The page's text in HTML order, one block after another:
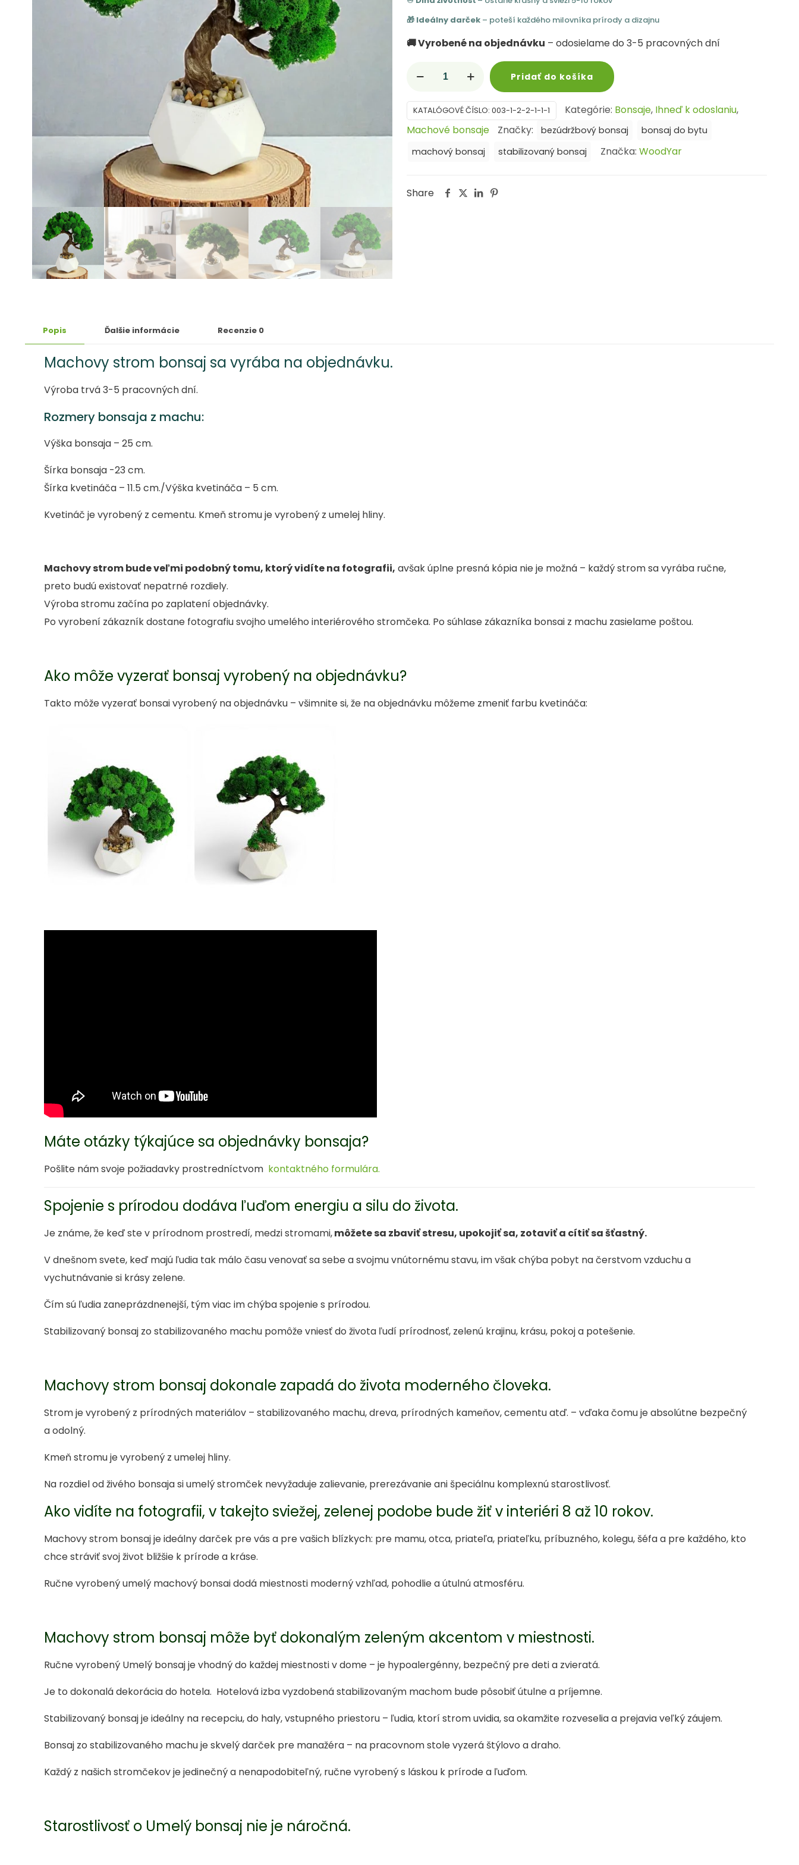
🎁 Ideálny darček – poteší každého milovníka prírody a dizajnu
🚚 Vyrobené na objednávku – odosielame do 3-5 pracovných dní
množstvo
strom
bonsaj
cm,
dekorácia
Pridať do košíka
KATALÓGOVÉ ČÍSLO: 003-1-2-2-1-1-1 Kategórie: Bonsaje, Ihneď k odoslaniu,
Machové bonsaje
Značky: bezúdržbový bonsaj
bonsaj do bytu
machový bonsaj
stabilizovaný bonsaj Značka: WoodYar
Share
Popis Ďalšie informácie Recenzie 0
Machovy strom bonsaj sa vyrába na objednávku.
Výroba trvá 3-5 pracovných dní.
Rozmery bonsaja z machu:
Výška bonsaja – 25 cm.
Šírka bonsaja -23 cm.
Šírka kvetináča – 11.5 cm./Výška kvetináča – 5 cm.
Kvetináč je vyrobený z cementu. Kmeň stromu je vyrobený z umelej hliny.
Machovy strom bude veľmi podobný tomu, ktorý vidíte na fotografii, avšak úplne presná kópia nie je možná – každý strom sa vyrába ručne,
preto budú existovať nepatrné rozdiely.
Výroba stromu začína po zaplatení objednávky.
Po vyrobení zákazník dostane fotografiu svojho umelého interiérového stromčeka. Po súhlase zákazníka bonsai z machu zasielame poštou.
Ako môže vyzerať bonsaj vyrobený na objednávku?
Takto môže vyzerať bonsai vyrobený na objednávku – všimnite si, že na objednávku môžeme zmeniť farbu kvetináča:
Máte otázky týkajúce sa objednávky bonsaja?
Pošlite nám svoje požiadavky prostredníctvom kontaktného formulára.
Spojenie s prírodou dodáva ľuďom energiu a silu do života.
Je známe, že keď ste v prírodnom prostredí, medzi stromami,môžete sa zbaviť stresu, upokojiť sa, zotaviť a cítiť sa šťastný.
V dnešnom svete, keď majú ľudia tak málo času venovať sa sebe a svojmu vnútornému stavu, im však chýba pobyt na čerstvom vzduchu a
vychutnávanie si krásy zelene.
Čím sú ľudia zaneprázdnenejší, tým viac im chýba spojenie s prírodou.
Stabilizovaný bonsaj zo stabilizovaného machu pomôže vniesť do života ľudí prírodnosť, zelenú krajinu, krásu, pokoj a potešenie.
Machovy strom bonsaj dokonale zapadá do života moderného človeka.
Strom je vyrobený z prírodných materiálov – stabilizovaného machu, dreva, prírodných kameňov, cementu atď. – vďaka čomu je absolútne bezpečný
a odolný.
Kmeň stromu je vyrobený z umelej hliny.
Na rozdiel od živého bonsaja si umelý stromček nevyžaduje zalievanie, prerezávanie ani špeciálnu komplexnú starostlivosť.
Ako vidíte na fotografii, v takejto sviežej, zelenej podobe bude žiť v interiéri 8 až 10 rokov.
Machovy strom bonsaj je ideálny darček pre vás a pre vašich blízkych: pre mamu, otca, priateľa, priateľku, príbuzného, kolegu, šéfa a pre každého, kto
chce stráviť svoj život bližšie k prírode a kráse.
Ručne vyrobený umelý machový bonsai dodá miestnosti moderný vzhľad, pohodlie a útulnú atmosféru.
Machovy strom bonsaj môže byť dokonalým zeleným akcentom v miestnosti.
Ručne vyrobený Umelý bonsaj je vhodný do každej miestnosti v dome – je hypoalergénny, bezpečný pre deti a zvieratá.
Je to dokonalá dekorácia do hotela. Hotelová izba vyzdobená stabilizovaným machom bude pôsobiť útulne a príjemne.
Stabilizovaný bonsaj je ideálny na recepciu, do haly, vstupného priestoru – ľudia, ktorí strom uvidia, sa okamžite rozveselia a prejavia veľký záujem.
Bonsaj zo stabilizovaného machu je skvelý darček pre manažéra – na pracovnom stole vyzerá štýlovo a draho.
Každý z našich stromčekov je jedinečný a nenapodobiteľný, ručne vyrobený s láskou k prírode a ľuďom.
Starostlivosť o Umelý bonsaj nie je náročná.